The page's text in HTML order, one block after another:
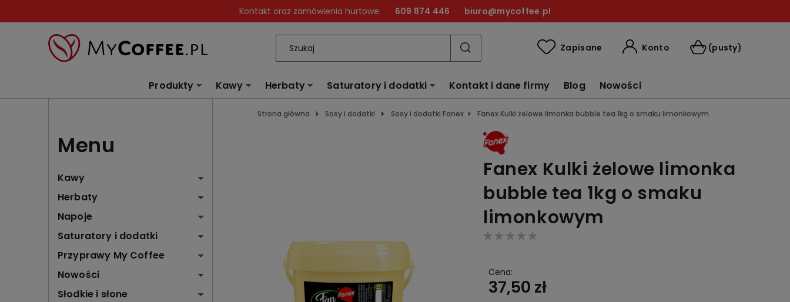
Kontakt oraz zamówienia hurtowe: 609 874 446 biuro@mycoffee.pl
(pusty)
Zapisane Konto
Produkty Kawy Herbaty Saturatory i dodatki Kontakt i dane firmy Blog Nowości
Menu
Kawy
Herbaty
Napoje
Saturatory i dodatki
Przyprawy My Coffee
Nowości
Słodkie i słone
Strona główna Sosy i dodatki Sosy i dodatki Fanex Fanex Kulki żelowe limonka bubble tea 1kg o smaku limonkowym
Fanex Kulki żelowe limonka
bubble tea 1kg o smaku
limonkowym
37,50 zł